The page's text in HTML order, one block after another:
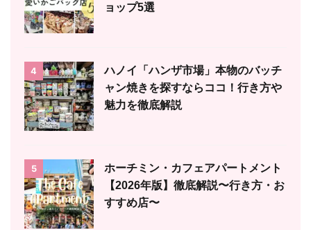
ョップ5選
4
ハノイ「ハンザ市場」本物のバッチ
ャン焼きを探すならココ！行き方や
魅力を徹底解説
5
ホーチミン・カフェアパートメント
【2026年版】徹底解説〜行き方・お
すすめ店〜